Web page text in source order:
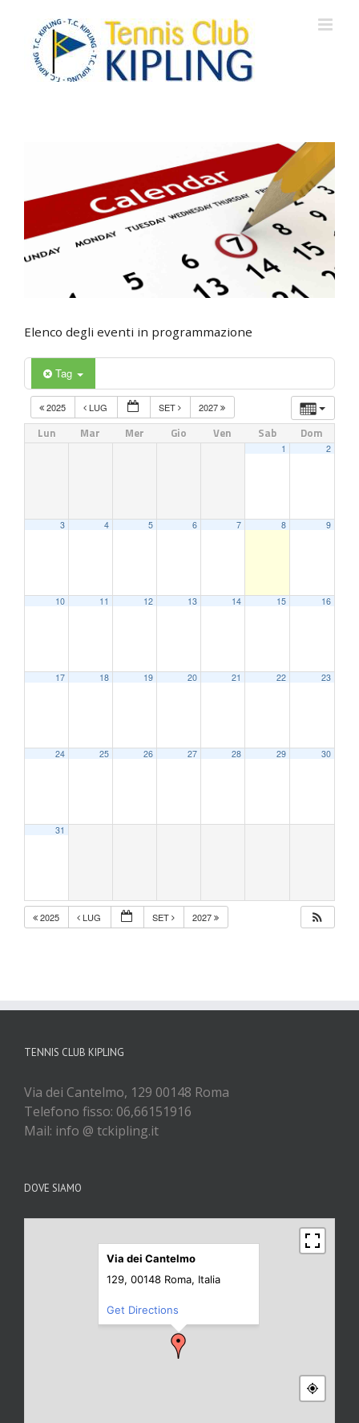
contenuto
Elenco degli eventi in programmazione
Tag
2025 LUG SET 2027
Lun Mar Mer Gio Ven Sab Dom
1 2
3 4 5 6 7 8 9
10 11 12 13 14 15 16
17 18 19 20 21 22 23
24 25 26 27 28 29 30
31
2025 LUG SET 2027
TENNIS CLUB KIPLING
Via dei Cantelmo, 129 00148 Roma
Telefono fisso: 06,66151916
Mail: info @ tckipling.it
DOVE SIAMO
Via dei Cantelmo
129, 00148 Roma, Italia
Get Directions